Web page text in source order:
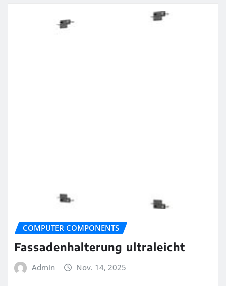
COMPUTER COMPONENTS
Fassadenhalterung ultraleicht
Admin Nov. 14, 2025